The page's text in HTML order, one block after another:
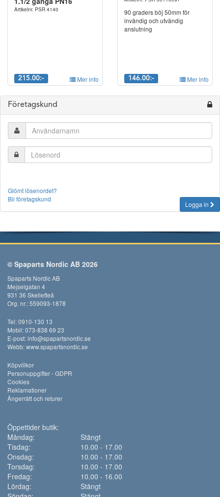
Artikelnr. PSR 4140
215.00:- Mer info
90 graders böj 50mm för
invändig och utvändig
anslutning
146.00:- Mer info
Företagskund
Glömt lösenordet?
Bli företagskund
Logga in
© Spaparts Nordic AB 2026
Spaparts Nordic AB
Mejselgatan 4
931 36 Skellefteå
Org. nr.: 559093-1878
Tel: 0910-130 13
Mobil: 073-838 69 23
E-post:info@spapartsnordic.se
Webb:www.spapartsnordic.se
Köpvillkor
Personuppgifter - GDPR
Cookies
Reklamationer
Ångerrätt och returer
Öppettider butik:
Måndag:
Stängt
Tisdag:
10.00 - 17.00
Onsdag:
10.00 - 17.00
Torsdag:
10.00 - 17.00
Fredag:
10.00 - 16.00
Lördag:
Stängt